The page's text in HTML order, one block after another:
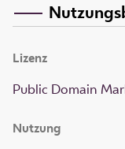
Lizenz
Public Domain
Nutzung